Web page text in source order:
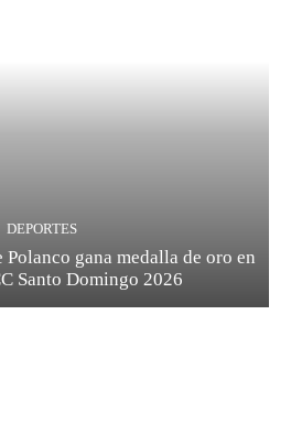
DEPORTES
gana medalla de oro en
Santo Domingo 2026